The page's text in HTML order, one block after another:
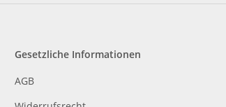
Gesetzliche Informationen
AGB